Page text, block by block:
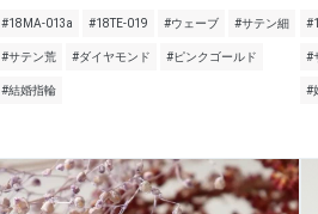
#18MA-013a #18TE-019 #ウェーブ #サテン細
#サテン荒 #ダイヤモンド #ピンクゴールド
#結婚指輪
#
#